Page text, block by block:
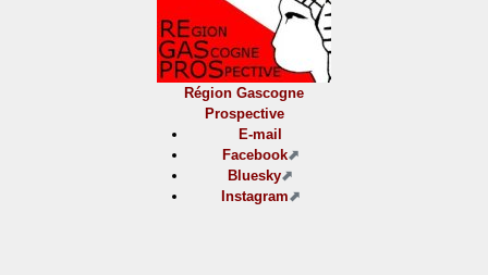
Région Gascogne
Prospective
E-mail
Facebook
Bluesky
Instagram